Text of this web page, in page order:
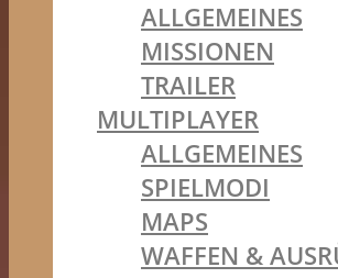
ALLGEMEINES
MISSIONEN
TRAILER
MULTIPLAYER
ALLGEMEINES
SPIELMODI
MAPS
WAFFEN &